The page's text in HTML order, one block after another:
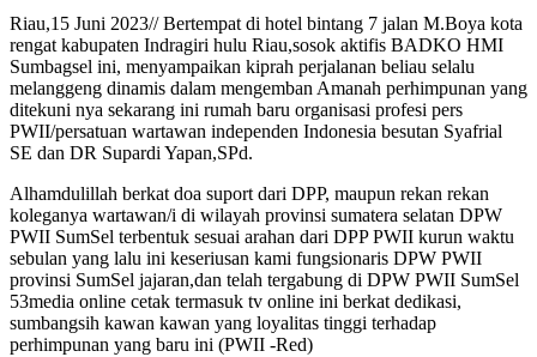
Riau,15 Juni 2023// Bertempat di hotel bintang 7 jalan M.Boya kota
rengat kabupaten Indragiri hulu Riau,sosok aktifis BADKO HMI
Sumbagsel ini, menyampaikan kiprah perjalanan beliau selalu
melanggeng dinamis dalam mengemban Amanah perhimpunan yang
ditekuni nya sekarang ini rumah baru organisasi profesi pers
PWII/persatuan wartawan independen Indonesia besutan Syafrial
SE dan DR Supardi Yapan,SPd.
Alhamdulillah berkat doa suport dari DPP, maupun rekan rekan
koleganya wartawan/i di wilayah provinsi sumatera selatan DPW
PWII SumSel terbentuk sesuai arahan dari DPP PWII kurun waktu
sebulan yang lalu ini keseriusan kami fungsionaris DPW PWII
provinsi SumSel jajaran,dan telah tergabung di DPW PWII SumSel
53media online cetak termasuk tv online ini berkat dedikasi,
sumbangsih kawan kawan yang loyalitas tinggi terhadap
perhimpunan yang baru ini (PWII -Red)